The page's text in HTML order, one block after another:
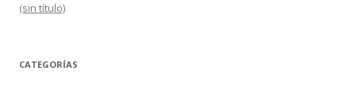
(sin título)
CATEGORÍAS